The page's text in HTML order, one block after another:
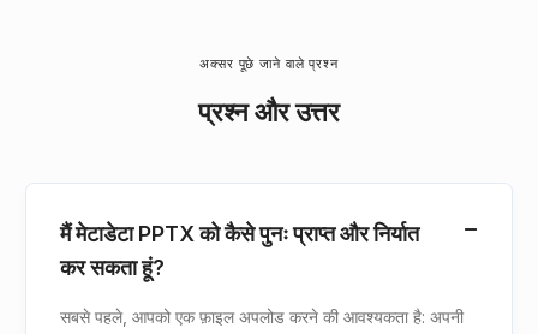
अक्सर पूछे जाने वाले प्रश्न
प्रश्न और उत्तर
मैं मेटाडेटा PPTX को कैसे पुनः प्राप्त और निर्यात
कर सकता हूं?
सबसे पहले, आपको एक फ़ाइल अपलोड करने की आवश्यकता है: अपनी